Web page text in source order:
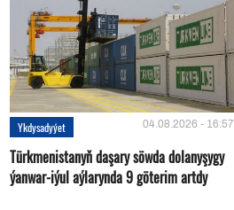
Ykdysadyýet 04.08.2026 - 16:57
Türkmenistanyň daşary söwda dolanyşygy
ýanwar-iýul aýlarynda 9 göterim artdy